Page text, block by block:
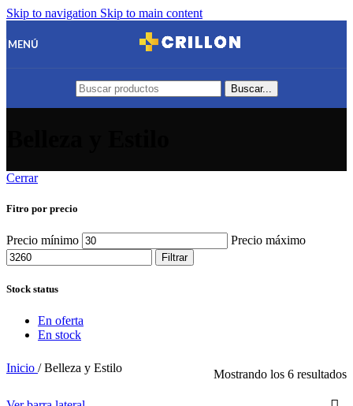
Skip to navigation Skip to main content
MENÚ
Buscar...
Cerrar
Fitro por precio
Precio mínimo Precio máximo
Filtrar
Stock status
En oferta
En stock
Inicio / Belleza y Estilo Mostrando los 6 resultados